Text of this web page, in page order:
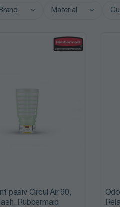
Brand Material
pasiv Circul Air 90,
Rubbermaid